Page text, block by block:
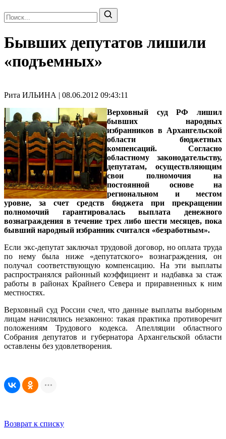
Бывших депутатов лишили
«подъемных»
Рита ИЛЬИНА | 08.06.2012 09:43:11
Верховный суд РФ лишил
бывших народных
избранников в Архангельской
области бюджетных
компенсаций. Согласно
областному законодательству,
депутатам, осуществляющим
свои полномочия на
постоянной основе на
региональном и местом
уровне, за счет средств бюджета при прекращении
полномочий гарантировалась выплата денежного
вознаграждения в течение трех либо шести месяцев, пока
бывший народный избранник считался «безработным».
Если экс-депутат заключал трудовой договор, но оплата труда
по нему была ниже «депутатского» вознаграждения, он
получал соответствующую компенсацию. На эти выплаты
распространялся районный коэффициент и надбавка за стаж
работы в районах Крайнего Севера и приравненных к ним
местностях.
Верховный суд России счел, что данные выплаты выборным
лицам начислялись незаконно: такая практика противоречит
положениям Трудового кодекса. Апелляции областного
Собрания депутатов и губернатора Архангельской области
оставлены без удовлетворения.
Возврат к списку